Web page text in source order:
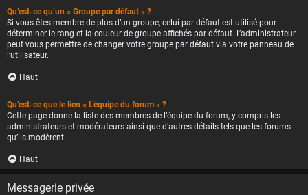
Qu’est-ce qu’un « Groupe par défaut » ?
Si vous êtes membre de plus d’un groupe, celui par défaut est utilisé pour
déterminer le rang et la couleur de groupe affichés par défaut. L’administrateur
peut vous permettre de changer votre groupe par défaut via votre panneau de
l’utilisateur.
Haut
Qu’est-ce que le lien « L’équipe du forum » ?
Cette page donne la liste des membres de l’équipe du forum, y compris les
administrateurs et modérateurs ainsi que d’autres détails tels que les forums
qu’ils modèrent.
Haut
Messagerie privée